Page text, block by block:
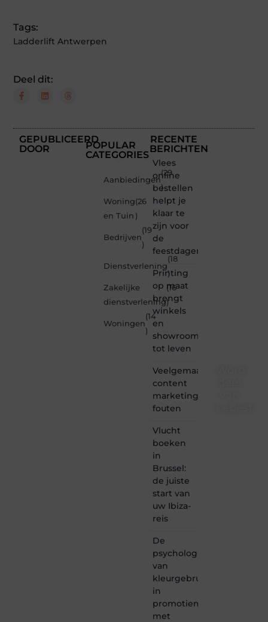
Tags:
Ladderlift Antwerpen
Deel dit:
GEPUBLICEERD
DOOR
POPULAR
CATEGORIES
Aanbiedingen
(29
)
Woning
en Tuin
(26
)
Bedrijven
(19
)
Dienstverlening
(18
)
Zakelijke
dienstverlening
(16
)
Woningen
(14
)
RECENTE
BERICHTEN
Vlees
online
bestellen
helpt je
klaar te
zijn voor
de
feestdagen
Printing
op maat
brengt
winkels
en
showrooms
tot leven
Veelgemaakte
content
marketing
fouten
Vlucht
boeken
in
Brussel:
de juiste
start van
uw Ibiza-
reis
De
psychologie
van
kleurgebruik
in
promotiemateriaal
met